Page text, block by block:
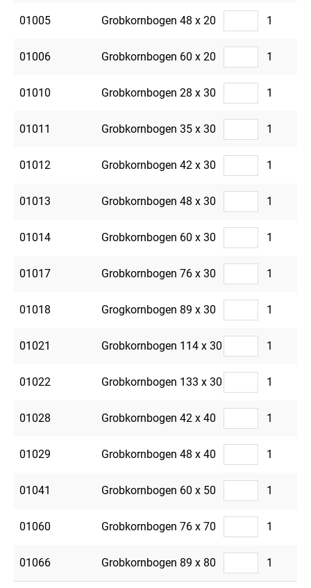
01005 Grobkornbogen 48 x 20 1
01006 Grobkornbogen 60 x 20 1
01010 Grobkornbogen 28 x 30 1
01011 Grobkornbogen 35 x 30 1
01012 Grobkornbogen 42 x 30 1
01013 Grobkornbogen 48 x 30 1
01014 Grobkornbogen 60 x 30 1
01017 Grobkornbogen 76 x 30 1
01018 Grogkornbogen 89 x 30 1
01021 Grobkornbogen 114 x 30 1
01022 Grobkornbogen 133 x 30 1
01028 Grobkornbogen 42 x 40 1
01029 Grobkornbogen 48 x 40 1
01041 Grobkornbogen 60 x 50 1
01060 Grobkornbogen 76 x 70 1
01066 Grobkornbogen 89 x 80 1